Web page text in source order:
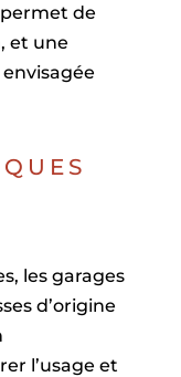
de
et une
les garages
d’origine
l’usage et